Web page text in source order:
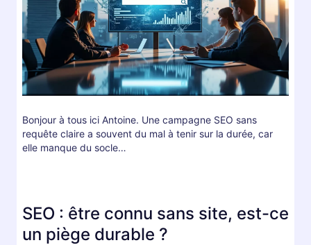
Bonjour à tous ici Antoine. Une campagne SEO sans
requête claire a souvent du mal à tenir sur la durée, car
elle manque du socle…
SEO : être connu sans site, est-ce
un piège durable ?